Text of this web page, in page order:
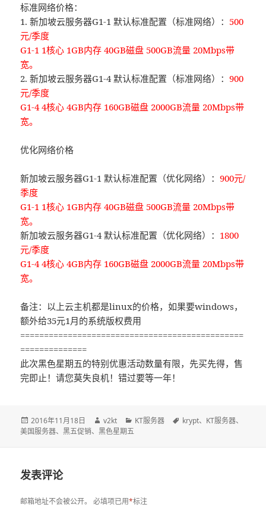
标准网络价格：
1. 新加坡云服务器G1-1 默认标准配置（标准网络）： 500
元/季度
G1-1 1核心 1GB内存 40GB磁盘 500GB流量 20Mbps带
宽。
2. 新加坡云服务器G1-4 默认标准配置（标准网络）：900
元/季度
G1-4 4核心 4GB内存 160GB磁盘 2000GB流量 20Mbps带
宽。
优化网络价格
新加坡云服务器G1-1 默认标准配置（优化网络）：900元/
季度
G1-1 1核心 1GB内存 40GB磁盘 500GB流量 20Mbps带
宽。
新加坡云服务器G1-4 默认标准配置（优化网络）： 1800
元/季度
G1-4 4核心 4GB内存 160GB磁盘 2000GB流量 20Mbps带
宽。
备注：以上云主机都是linux的价格，如果要windows，
额外给35元1月的系统版权费用
===============================================
==============
此次黑色星期五的特别优惠活动数量有限，先买先得，售
完即止！请您莫失良机！错过要等一年！
发
布
2016年11月18日
作
者
v2kt
分
KT服务器
标
krypt、 KT服务器、
美国服务器、黑五促销、黑色星期五
发表评论
邮箱地址不会被公开。 必填项已用*标注